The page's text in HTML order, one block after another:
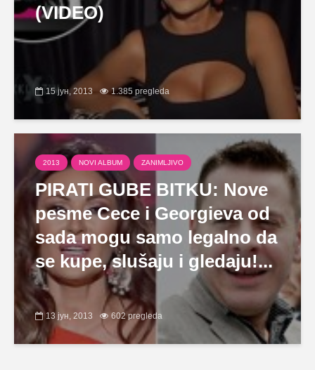
(VIDEO)
15 јун, 2013 1.385 pregleda
2013 NOVI ALBUM ZANIMLJIVO
PIRATI GUBE BITKU: Nove
pesme Cece i Georgieva od
sada mogu samo legalno da
se kupe, slušaju i gledaju!...
13 јун, 2013 602 pregleda